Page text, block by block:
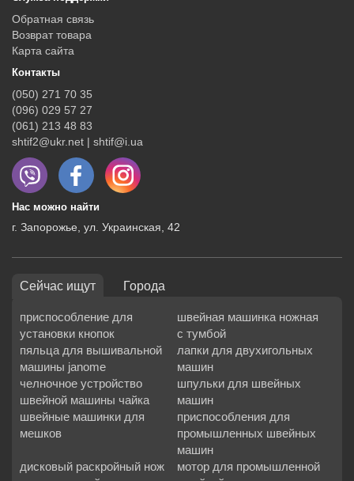
Обратная связь
Возврат товара
Карта сайта
Контакты
(050) 271 70 35
(096) 029 57 27
(061) 213 48 83
shtif2@ukr.net | shtif@i.ua
Нас можно найти
г. Запорожье, ул. Украинская, 42
Сейчас ищут Города
приспособление для
установки кнопок
швейная машинка ножная
с тумбой
пяльца для вышивальной
машины janome
лапки для двухигольных
машин
челночное устройство
швейной машины чайка
шпульки для швейных
машин
швейные машинки для
мешков
приспособления для
промышленных швейных
машин
дисковый раскройный нож
мотор для промышленной